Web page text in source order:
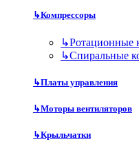
↳Компрессоры
↳Ротационные
↳Спиральные
↳Платы управления
↳Моторы вентиляторов
↳Крыльчатки